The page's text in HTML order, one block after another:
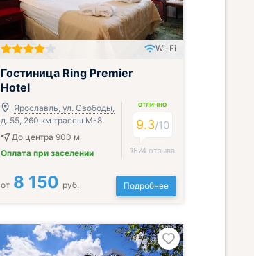
Wi-Fi
Гостиница Ring Premier
Hotel
Ярославль, ул. Свободы,
д. 55, 260 км трассы М-8
До центра 900 м
Оплата при заселении
ОТЛИЧНО
9.3/10
1674 отзыва
от 8 150 руб. Подробнее